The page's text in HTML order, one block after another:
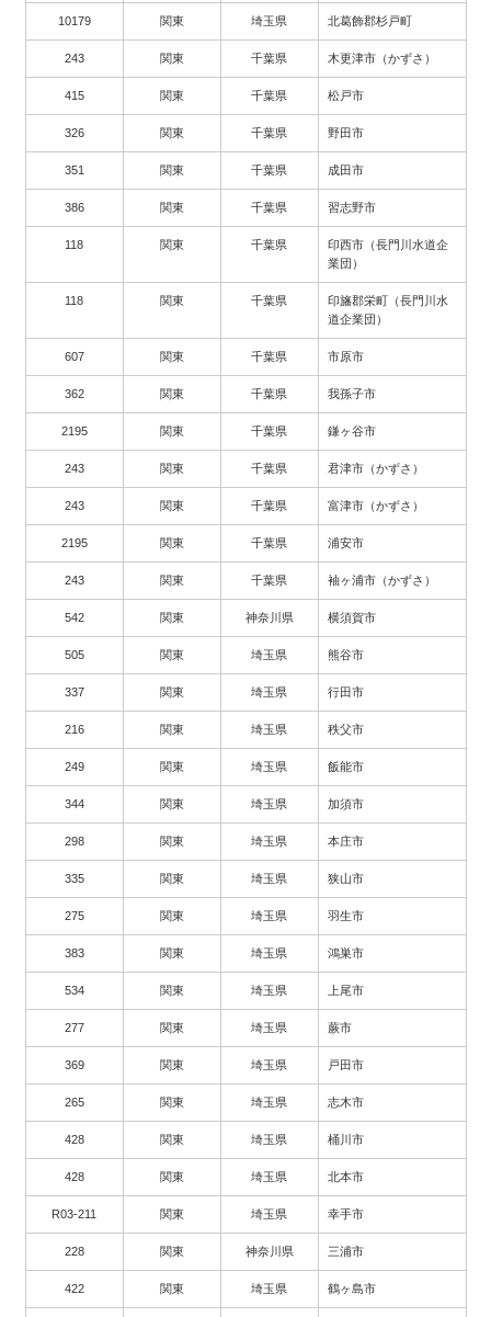
10179 関東 埼玉県 北葛飾郡杉戸町
243 関東 千葉県 木更津市（かずさ）
415 関東 千葉県 松戸市
326 関東 千葉県 野田市
351 関東 千葉県 成田市
386 関東 千葉県 習志野市
118 関東 千葉県
印西市（長門川水道企
業団）
118 関東 千葉県
印旛郡栄町（長門川水
道企業団）
607 関東 千葉県 市原市
362 関東 千葉県 我孫子市
2195 関東 千葉県 鎌ヶ谷市
243 関東 千葉県 君津市（かずさ）
243 関東 千葉県 富津市（かずさ）
2195 関東 千葉県 浦安市
243 関東 千葉県 袖ヶ浦市（かずさ）
542 関東 神奈川県 横須賀市
505 関東 埼玉県 熊谷市
337 関東 埼玉県 行田市
216 関東 埼玉県 秩父市
249 関東 埼玉県 飯能市
344 関東 埼玉県 加須市
298 関東 埼玉県 本庄市
335 関東 埼玉県 狭山市
275 関東 埼玉県 羽生市
383 関東 埼玉県 鴻巣市
534 関東 埼玉県 上尾市
277 関東 埼玉県 蕨市
369 関東 埼玉県 戸田市
265 関東 埼玉県 志木市
428 関東 埼玉県 桶川市
428 関東 埼玉県 北本市
R03-211 関東 埼玉県 幸手市
228 関東 神奈川県 三浦市
422 関東 埼玉県 鶴ヶ島市